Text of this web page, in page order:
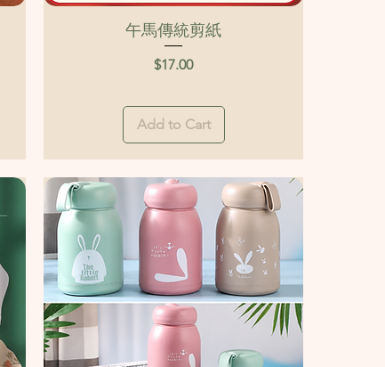
Quick View
午馬傳統剪紙
Price
$17.00
Add to Cart